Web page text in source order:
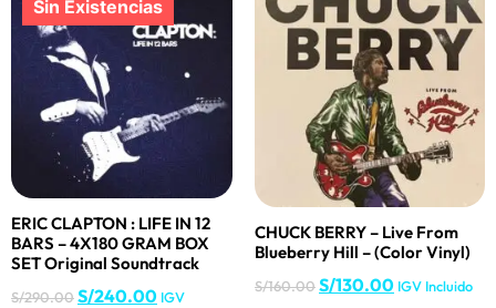
ERIC CLAPTON : LIFE IN 12
BARS – 4X180 GRAM BOX
SET Original Soundtrack
S/290.00S/240.00 IGV
CHUCK BERRY – Live From
Blueberry Hill – (Color Vinyl)
S/160.00S/130.00 IGV Incluido